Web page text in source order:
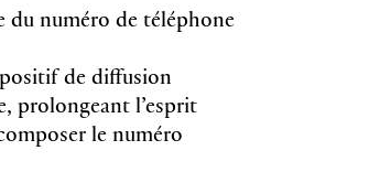
du numéro de téléphone
de diffusion
prolongeant l’esprit
le numéro